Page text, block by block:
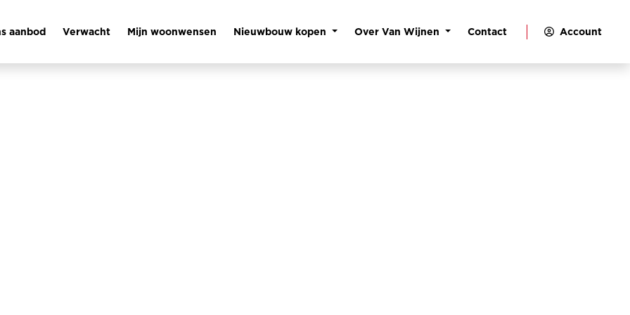
aanbod Verwacht Mijn woonwensen Nieuwbouw kopen Over Van Wijnen Contact Account